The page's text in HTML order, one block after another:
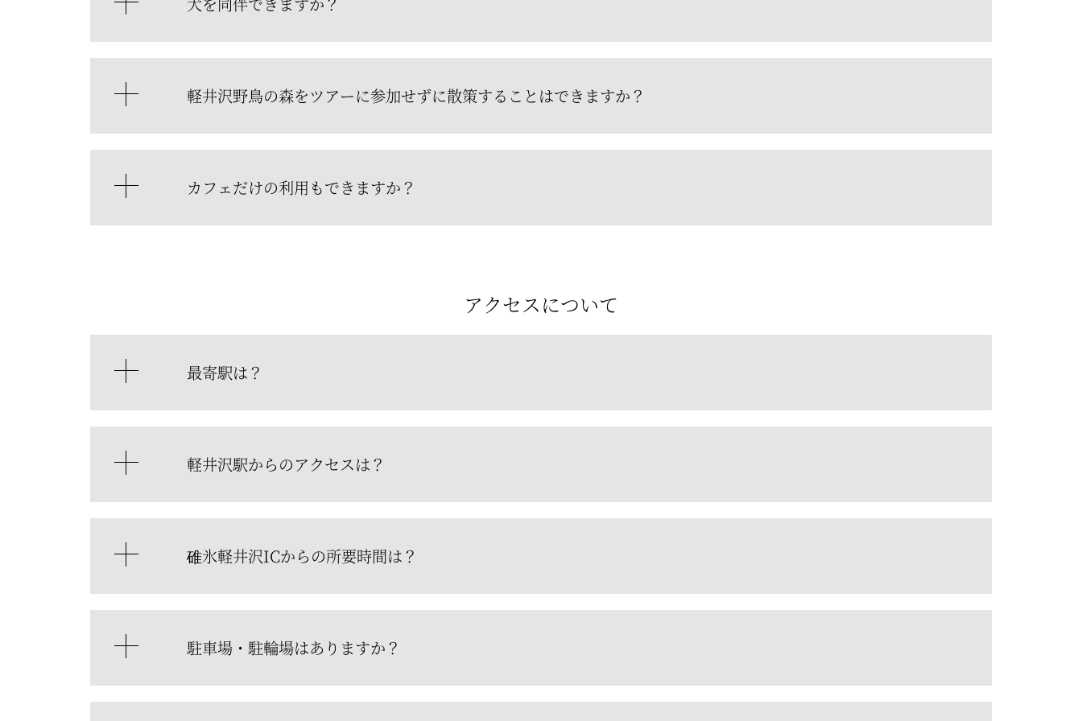
軽井沢野鳥の森をツアーに参加せずに散策することはできますか？
カフェだけの利用もできますか？
アクセスについて
最寄駅は？
軽井沢駅からのアクセスは？
碓氷軽井沢ICからの所要時間は？
駐車場・駐輪場はありますか？